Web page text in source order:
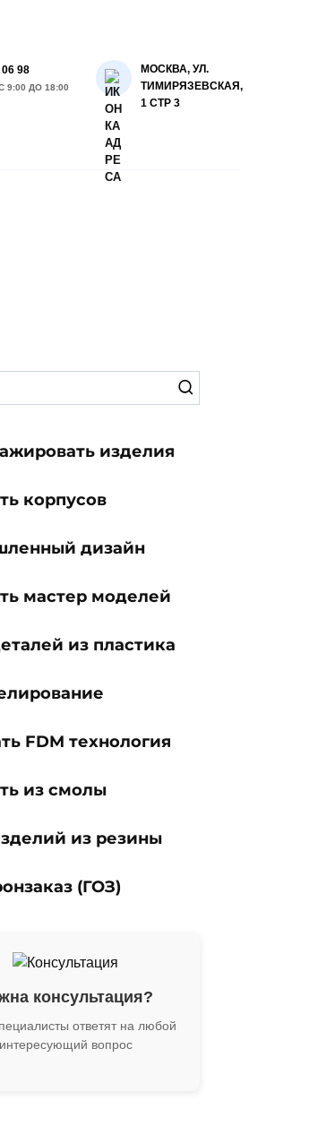
98
ДО 18:00
МОСКВА, УЛ.
ТИМИРЯЗЕВСКАЯ,
1 СТР 3
изделия
корпусов
дизайн
мастер моделей
из пластика
FDM технология
из смолы
из резины
(ГОЗ)
консультация?
ответят на любой
интересующий вопрос